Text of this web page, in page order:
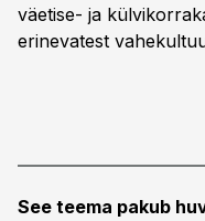
väetise- ja
erinevatest
See teema pakub